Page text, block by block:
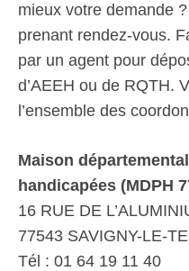
mieux votre demande
prenant rendez-vous.
par un agent pour
d’AEEH ou de RQTH.
l’ensemble des
Maison
handicapées (MDPH
16 RUE DE
77543 SAVIGNY-LE-
Tél : 01 64 19 11 40